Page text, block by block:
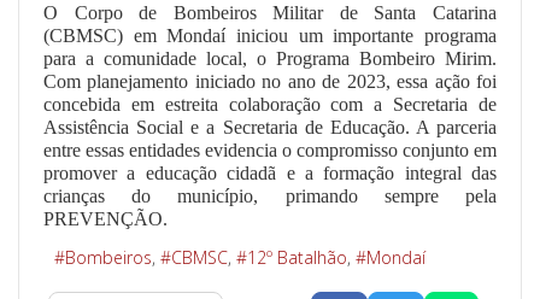
O Corpo de Bombeiros Militar de Santa Catarina
(CBMSC) em Mondaí iniciou um importante programa
para a comunidade local, o Programa Bombeiro Mirim.
Com planejamento iniciado no ano de 2023, essa ação foi
concebida em estreita colaboração com a Secretaria de
Assistência Social e a Secretaria de Educação. A parceria
entre essas entidades evidencia o compromisso conjunto em
promover a educação cidadã e a formação integral das
crianças do município, primando sempre pela
PREVENÇÃO.
Bombeiros CBMSC 12º Batalhão Mondaí